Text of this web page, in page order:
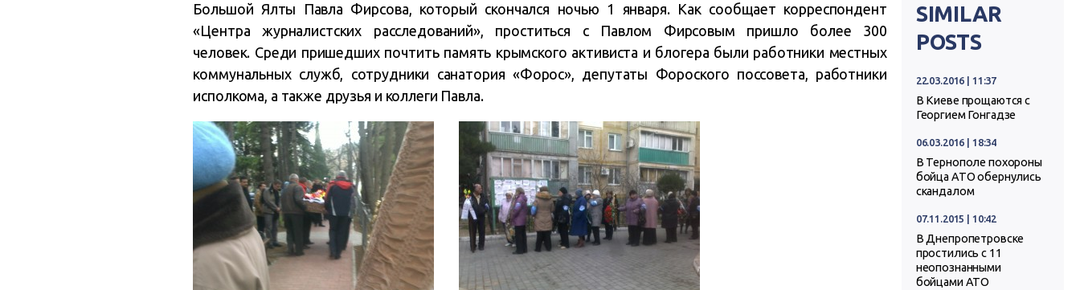
Большой Ялты Павла Фирсова, который скончался ночью 1 января. Как сообщает корреспондент
«Центра журналистских расследований», проститься с Павлом Фирсовым пришло более 300
человек. Среди пришедших почтить память крымского активиста и блогера были работники местных
коммунальных служб, сотрудники санатория «Форос», депутаты Фороского поссовета, работники
исполкома, а также друзья и коллеги Павла.
SIMILAR
POSTS
22.03.2016 | 11:37
В Киеве прощаются c
Георгием Гонгадзе
06.03.2016 | 18:34
В Тернополе похороны
бойца АТО обернулись
скандалом
07.11.2015 | 10:42
В Днепропетровске
простились с 11
неопознанными
бойцами АТО